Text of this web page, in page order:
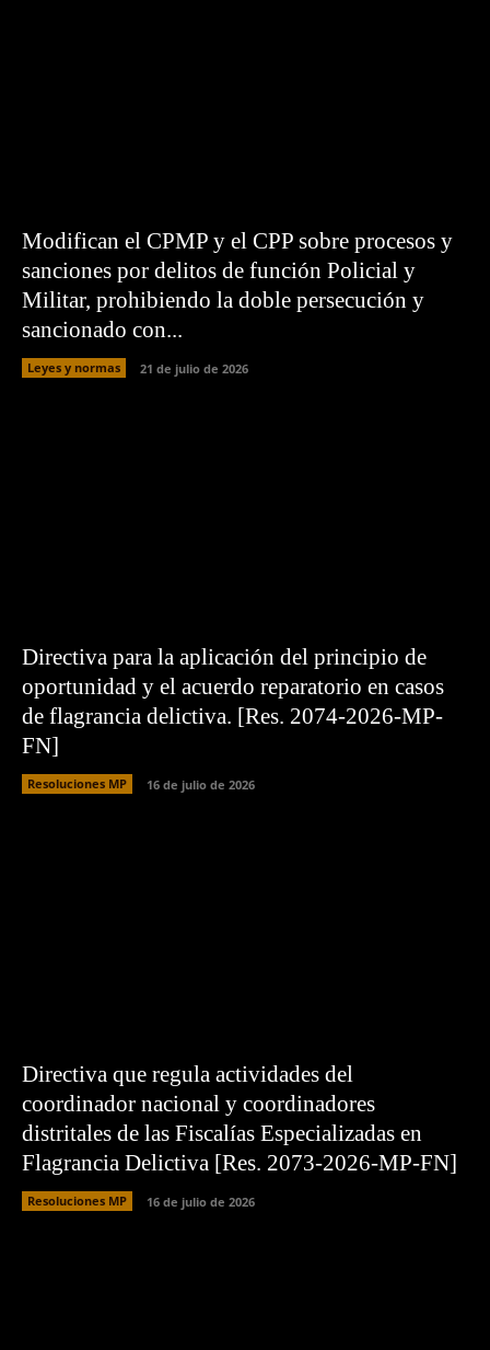
Modifican el CPMP y el CPP sobre procesos y
sanciones por delitos de función Policial y
Militar, prohibiendo la doble persecución y
sancionado con...
Leyes y normas 21 de julio de 2026
Directiva para la aplicación del principio de
oportunidad y el acuerdo reparatorio en casos
de flagrancia delictiva. [Res. 2074-2026-MP-
FN]
Resoluciones MP 16 de julio de 2026
Directiva que regula actividades del
coordinador nacional y coordinadores
distritales de las Fiscalías Especializadas en
Flagrancia Delictiva [Res. 2073-2026-MP-FN]
Resoluciones MP 16 de julio de 2026